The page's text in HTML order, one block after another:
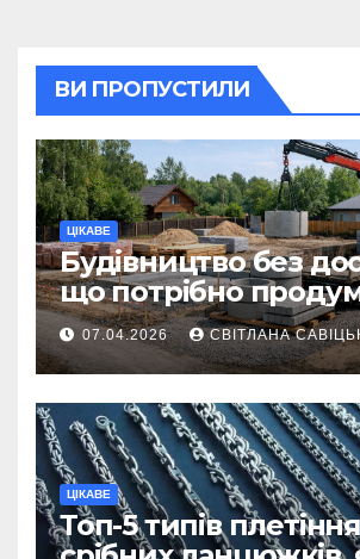
ВИ ПРОПУСТИЛИ
ЦІКАВЕ
Будівництво без
що потрібно
першої доставки на
ділянку
07.04.2026 СВІТЛАНА
ЦІКАВЕ
Топ-5 типів плетіння